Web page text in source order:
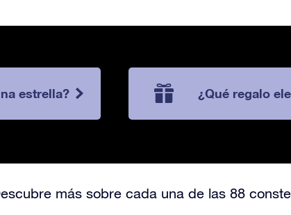
estrella? ¿Qué regalo
más sobre cada una de las 88